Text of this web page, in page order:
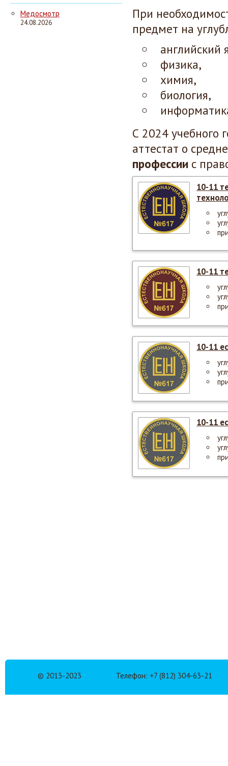
Медосмотр
24.08.2026
При
предмет на
английский
физика,
химия,
биология,
С 2024 учебного
аттестат о
профессии с
10-11
10-11
10-11
10-11
© 2013-2023 Телефон: +7 (812) 304-63-21